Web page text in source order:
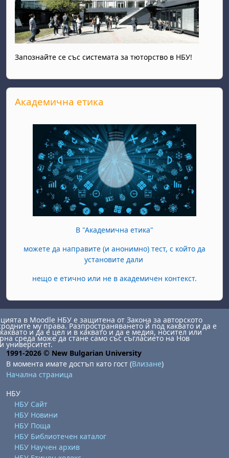
Запознайте се със системата за тюторство в НБУ!
Прескочи Академична етика
Академична етика
В "Академична етика"
можете да направите (и анонимно) тест, с който да
установите дали
нещо е етично или не в академичен контекст.
в Moodle НБУ е защитена от Закона за авторското
му права. Разпространяването й под каквато и да е
и да е цел и в каквато и да е медия, носител или
среда може да стане само със съгласието на Нов
университет.
1991-2026 © New Bulgarian University
В момента имате достъп като гост (Влизане)
Начална страница
НБУ
НБУ Сайт
НБУ Новини
НБУ Поща
НБУ Библиотечен каталог
НБУ Научен архив